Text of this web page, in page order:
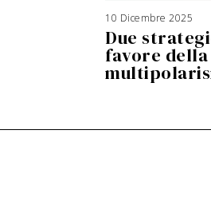
10 Dicembre 2025
g
o
s
t
o
2
0
2
Due
favore